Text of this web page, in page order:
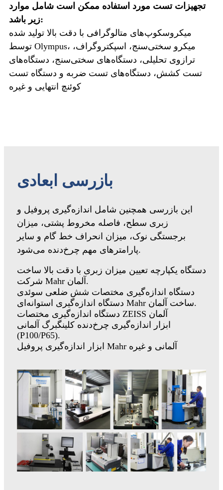
تجهیزات تست مورد استفاده ممکن است شامل موارد
زیر باشد:
میکروسکوپ‌های متالوگرافی با دقت بالا تولید شده
توسط Olympus، میکرو سختی‌سنج، اسپکتروگراف،
ترازوی تحلیلی، دستگاه‌های سختی‌سنج، دستگاه‌های
تست کشش، دستگاه‌های تست ضربه و دستگاه تست
کوئنچ انتهایی و غیره
بازرسی ابعادی
این بازرسی همچنین شامل اندازه‌گیری پروفیل و
زبری سطح، فاصله مخروط پشتی، میزان
برجستگی نوک، میزان انحراف خط گام و سایر
پارامترهای مهم چرخ‌دنده می‌شود.
دستگاه یکپارچه تعیین میزان زبری با دقت بالا ساخت
شرکت Mahr آلمان.
دستگاه اندازه‌گیری مختصات شش ضلعی سوئدی
دستگاه اندازه‌گیری استوانه‌ای Mahr ساخت آلمان.
دستگاه اندازه‌گیری مختصات ZEISS آلمان
ابزار اندازه‌گیری چرخ‌دنده کلینگبرگ آلمانی
(P100/P65).
ابزار اندازه‌گیری پروفیل Mahr آلمانی و غیره